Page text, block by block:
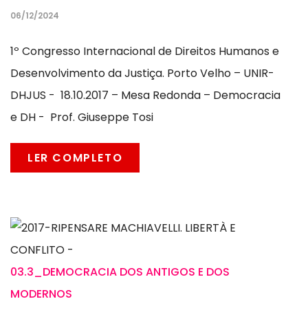
06/12/2024
1º Congresso Internacional de Direitos Humanos e
Desenvolvimento da Justiça. Porto Velho – UNIR-
DHJUS - 18.10.2017 – Mesa Redonda – Democracia
e DH - Prof. Giuseppe Tosi
LER COMPLETO
03.3_DEMOCRACIA DOS ANTIGOS E DOS
MODERNOS